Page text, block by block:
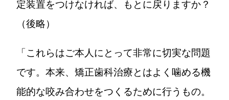
定装置をつけなければ、もとに戻りますか？
（後略）
「これらはご本人にとって非常に切実な問題
です。本来、矯正歯科治療とはよく噛める機
能的な咬み合わせをつくるために行うもの。